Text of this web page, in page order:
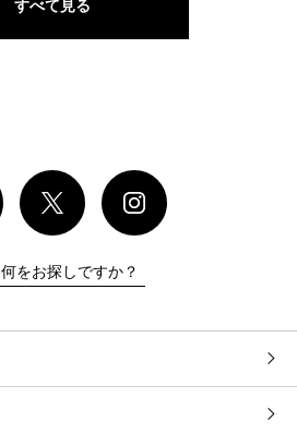
すべて見る
何をお探しですか？